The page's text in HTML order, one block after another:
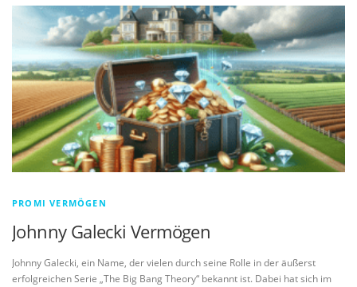
PROMI VERMÖGEN
Johnny Galecki Vermögen
Johnny Galecki, ein Name, der vielen durch seine Rolle in der äußerst
erfolgreichen Serie „The Big Bang Theory“ bekannt ist. Dabei hat sich im